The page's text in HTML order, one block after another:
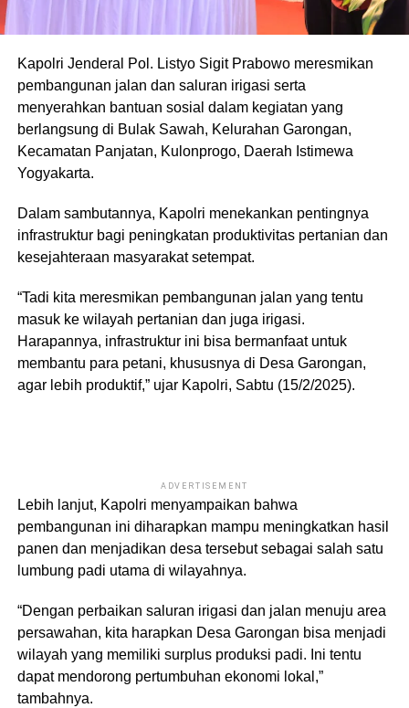
Kapolri Jenderal Pol. Listyo Sigit Prabowo meresmikan
pembangunan jalan dan saluran irigasi serta
menyerahkan bantuan sosial dalam kegiatan yang
berlangsung di Bulak Sawah, Kelurahan Garongan,
Kecamatan Panjatan, Kulonprogo, Daerah Istimewa
Yogyakarta.
Dalam sambutannya, Kapolri menekankan pentingnya
infrastruktur bagi peningkatan produktivitas pertanian dan
kesejahteraan masyarakat setempat.
“Tadi kita meresmikan pembangunan jalan yang tentu
masuk ke wilayah pertanian dan juga irigasi.
Harapannya, infrastruktur ini bisa bermanfaat untuk
membantu para petani, khususnya di Desa Garongan,
agar lebih produktif,” ujar Kapolri, Sabtu (15/2/2025).
ADVERTISEMENT
Lebih lanjut, Kapolri menyampaikan bahwa
pembangunan ini diharapkan mampu meningkatkan hasil
panen dan menjadikan desa tersebut sebagai salah satu
lumbung padi utama di wilayahnya.
“Dengan perbaikan saluran irigasi dan jalan menuju area
persawahan, kita harapkan Desa Garongan bisa menjadi
wilayah yang memiliki surplus produksi padi. Ini tentu
dapat mendorong pertumbuhan ekonomi lokal,”
tambahnya.